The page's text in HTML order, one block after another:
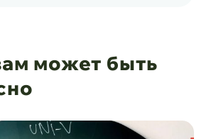
может быть